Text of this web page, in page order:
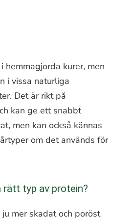
hemmagjorda kurer, men
i vissa naturliga
Det är rikt på
kan ge ett snabbt
men kan också kännas
om det används för
rätt typ av protein?
mer skadat och poröst